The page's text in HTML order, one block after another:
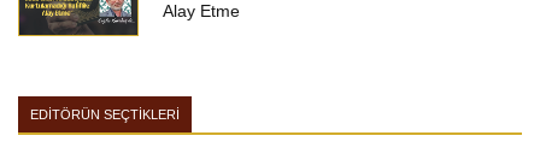
Alay Etme
EDİTÖRÜN SEÇTİKLERİ